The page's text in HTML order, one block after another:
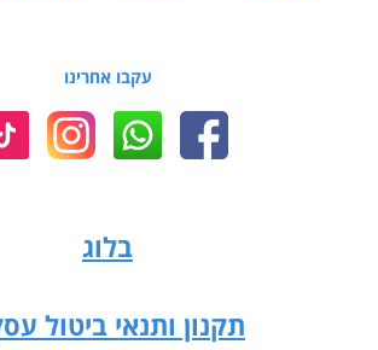
עקבו אחרינו
בלוג
תקנון ותנאי ביטול